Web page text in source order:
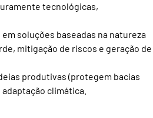
tecnológicas,
soluções baseadas na natureza
mitigação de riscos e geração de
produtivas (protegem bacias
climática.